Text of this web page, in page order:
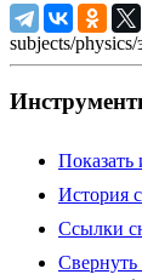
subjects/
Показать
История
Ссылки
Свернуть